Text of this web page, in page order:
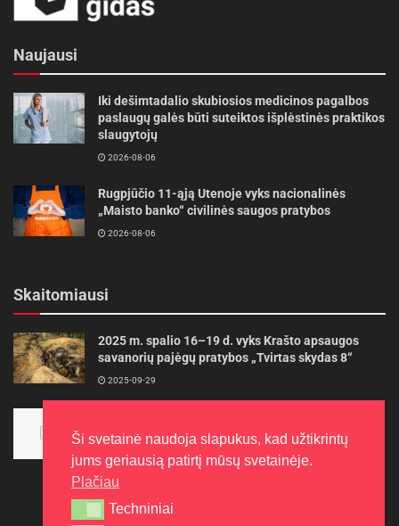
Naujausi
Iki dešimtadalio skubiosios medicinos pagalbos
paslaugų galės būti suteiktos išplėstinės praktikos
slaugytojų
2026-08-06
Rugpjūčio 11-ąją Utenoje vyks nacionalinės
„Maisto banko“ civilinės saugos pratybos
2026-08-06
Skaitomiausi
2025 m. spalio 16–19 d. vyks Krašto apsaugos
savanorių pajėgų pratybos „Tvirtas skydas 8“
2025-09-29
aukso
2015-10-30
Ši svetainė naudoja slapukus, kad užtikrintų
jums geriausią patirtį mūsų svetainėje.
Plačiau
Techniniai
Techniniai